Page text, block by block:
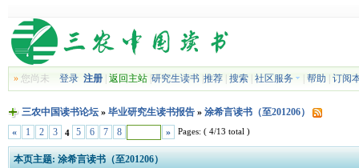
»您尚未 登录 注册| 返回主站| 研究生读书| 推荐| 搜索| 社区服务 帮助 订阅
三农中国读书论坛» 毕业研究生读书报告» 涂希言读书（至201206）
«
1 2 3 4 5 6 7 8 » Pages: ( 4/13 total )
本页主题: 涂希言读书（至201206）